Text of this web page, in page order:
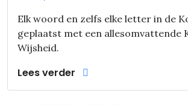
Elk woord en zelfs elke letter in de
geplaatst met een allesomvattende
Wijsheid.
Lees verder